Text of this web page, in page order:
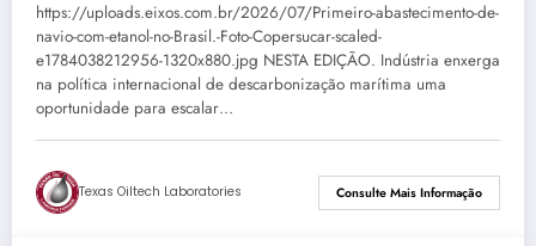
https://uploads.eixos.com.br/2026/07/Primeiro-abastecimento-de-
navio-com-etanol-no-Brasil.-Foto-Copersucar-scaled-
e1784038212956-1320x880.jpg NESTA EDIÇÃO. Indústria enxerga
na política internacional de descarbonização marítima uma
oportunidade para escalar…
Texas Oiltech Laboratories Consulte Mais Informação